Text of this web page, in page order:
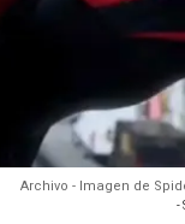
Archivo - Imagen de
-